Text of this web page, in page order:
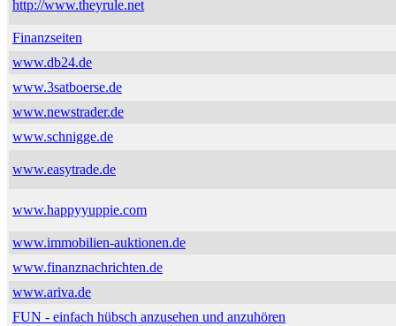
http://www.theyrule.net
Finanzseiten
www.db24.de
www.3satboerse.de
www.newstrader.de
www.schnigge.de
www.easytrade.de
www.happyyuppie.com
www.immobilien-auktionen.de
www.finanznachrichten.de
www.ariva.de
FUN - einfach hübsch anzusehen und anzuhören